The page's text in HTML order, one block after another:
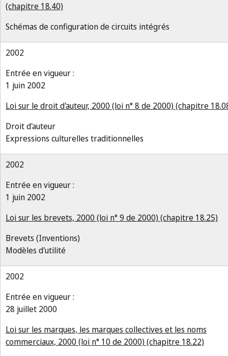
(chapitre 18.40)
Schémas de configuration de circuits intégrés
2002
Entrée en vigueur :
1 juin 2002
Loi sur le droit d'auteur, 2000 (loi n° 8 de 2000) (chapitre
Droit d'auteur
Expressions culturelles traditionnelles
2002
Entrée en vigueur :
1 juin 2002
Loi sur les brevets, 2000 (loi n° 9 de 2000) (chapitre 18.25)
Brevets (Inventions)
Modèles d'utilité
2002
Entrée en vigueur :
28 juillet 2000
Loi sur les marques, les marques collectives et les noms
commerciaux, 2000 (loi n° 10 de 2000) (chapitre 18.22)